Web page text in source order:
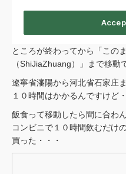
ところが終わってから「この
（ShiJiaZhuang）」まで移
遼寧省瀋陽から河北省石家庄
１０時間はかかるんですけど
飯食って移動したら間に合わ
コンビニで１０時間飲むだけ
買った・・・